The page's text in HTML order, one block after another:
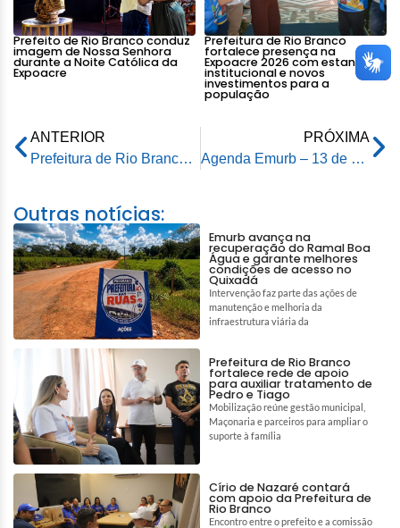
Prefeito de Rio Branco conduz
imagem de Nossa Senhora
durante a Noite Católica da
Expoacre
Prefeitura de Rio Branco
fortalece presença na
Expoacre 2026 com estande
institucional e novos
investimentos para a
população
ANTERIOR
Prefeitura de Rio Branco realiza aulão e oferece atendimentos de saúde em alusão ao Dia da Obesidade
PRÓXIMA
Agenda Emurb – 13 de outubro de 2025
Outras notícias:
Emurb avança na
recuperação do Ramal Boa
Água e garante melhores
condições de acesso no
Quixadá
Intervenção faz parte das ações de
manutenção e melhoria da
infraestrutura viária da
Prefeitura de Rio Branco
fortalece rede de apoio
para auxiliar tratamento de
Pedro e Tiago
Mobilização reúne gestão municipal,
Maçonaria e parceiros para ampliar o
suporte à família
Círio de Nazaré contará
com apoio da Prefeitura de
Rio Branco
Encontro entre o prefeito e a comissão